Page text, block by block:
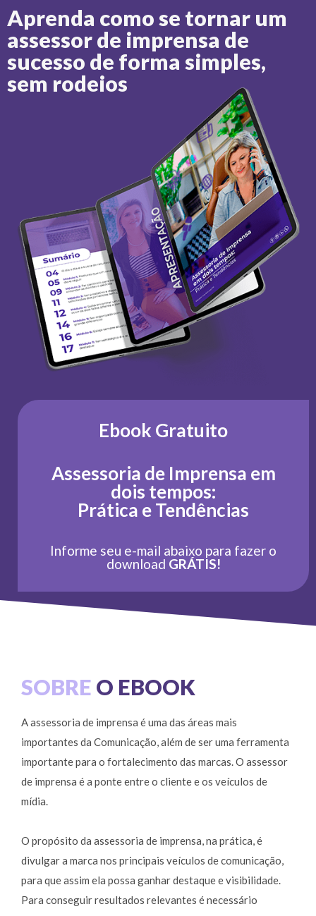
Aprenda como se tornar um
assessor de imprensa de
sucesso de forma simples,
sem rodeios
Ebook Gratuito
Assessoria de Imprensa em
dois tempos:
Prática e Tendências
Informe seu e-mail abaixo para fazer o
download GRÁTIS!
SOBRE O EBOOK
A assessoria de imprensa é uma das áreas mais
importantes da Comunicação, além de ser uma ferramenta
importante para o fortalecimento das marcas. O assessor
de imprensa é a ponte entre o cliente e os veículos de
mídia.
O propósito da assessoria de imprensa, na prática, é
divulgar a marca nos principais veículos de comunicação,
para que assim ela possa ganhar destaque e visibilidade.
Para conseguir resultados relevantes é necessário